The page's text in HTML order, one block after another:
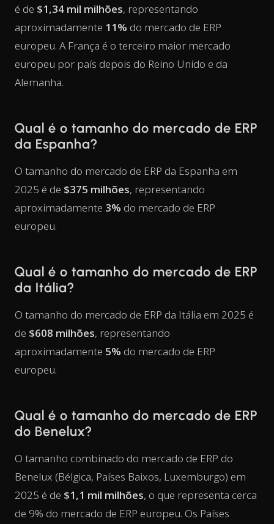
é de $1,34 mil milhões, representando
aproximadamente 11% do mercado de ERP
europeu. A França é o terceiro maior mercado
europeu por país depois do Reino Unido e da
Alemanha.
Qual é o tamanho do mercado de ERP
da Espanha?
O tamanho do mercado de ERP da Espanha em
2025 é de $375 milhões, representando
aproximadamente 3% do mercado de ERP
europeu.
Qual é o tamanho do mercado de ERP
da Itália?
O tamanho do mercado de ERP da Itália em 2025 é
de $608 milhões, representando
aproximadamente 5% do mercado de ERP
europeu.
Qual é o tamanho do mercado de ERP
do Benelux?
O tamanho combinado do mercado de ERP do
Benelux (Bélgica, Países Baixos, Luxemburgo) em
2025 é de $1,1 mil milhões, o que representa cerca
de 9% do mercado de ERP europeu. Os Países